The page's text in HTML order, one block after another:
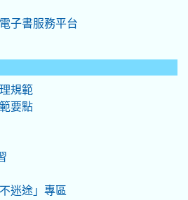
子書服務平台
規範
要點
迷途」專區